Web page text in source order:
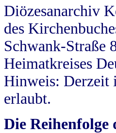
Diözesanarchiv
des
Schwank-Straße
Heimatkreises
Hinweis: Derzeit
erlaubt.
Die Reihenfolge